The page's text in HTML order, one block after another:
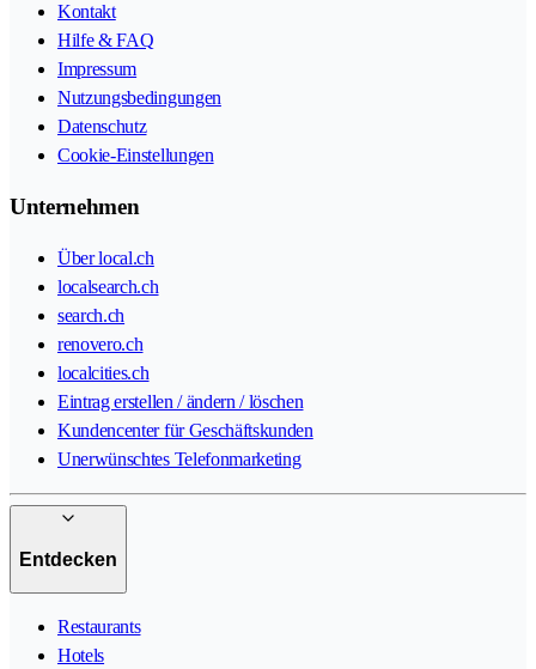
Kontakt
Hilfe & FAQ
Impressum
Nutzungsbedingungen
Datenschutz
Cookie-Einstellungen
Unternehmen
Über local.ch
localsearch.ch
search.ch
renovero.ch
localcities.ch
Eintrag erstellen / ändern / löschen
Kundencenter für Geschäftskunden
Unerwünschtes Telefonmarketing
Entdecken
Restaurants
Hotels